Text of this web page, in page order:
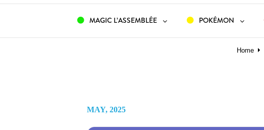
MAGIC L’ASSEMBLÉE POKÉMON
Home
MAY, 2025